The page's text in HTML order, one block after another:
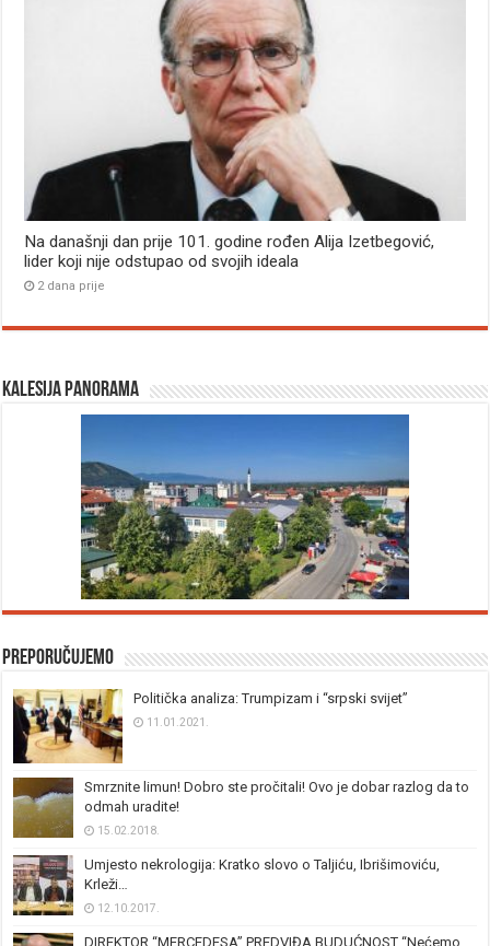
Na današnji dan prije 101. godine rođen Alija Izetbegović,
lider koji nije odstupao od svojih ideala
2 dana prije
Kalesija panorama
Preporučujemo
Politička analiza: Trumpizam i “srpski svijet”
11.01.2021.
Smrznite limun! Dobro ste pročitali! Ovo je dobar razlog da to
odmah uradite!
15.02.2018.
Umjesto nekrologija: Kratko slovo o Taljiću, Ibrišimoviću,
Krleži…
12.10.2017.
DIREKTOR “MERCEDESA” PREDVIĐA BUDUĆNOST “Nećemo